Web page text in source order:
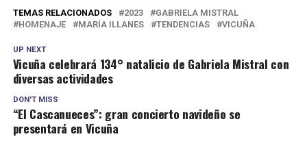
TEMAS RELACIONADOS 2023
GABRIELA MISTRAL
HOMENAJE
MARÍA ILLANES TENDENCIAS VICUÑA
UP NEXT
Vicuña celebrará 134° natalicio de Gabriela Mistral con
diversas actividades
DON'T MISS
“El Cascanueces”: gran concierto navideño se
presentará en Vicuña